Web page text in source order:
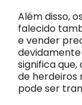
Além disso,
falecido
e vender
significa
de herdeiros
pode ser